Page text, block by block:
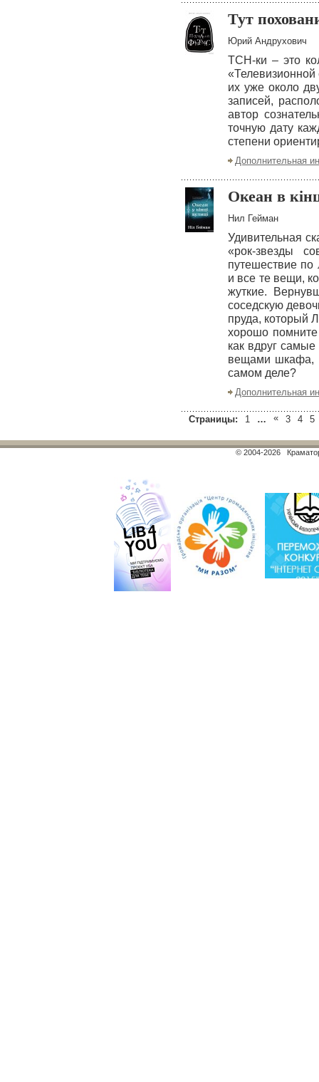
Тут
Юрий Андрухович
ТСН-ки – это
их уже около
записей,
автор
точную дату
степени
Дополнительная
Океан в
Нил Гейман
Удивительная
«рок-звезды
путешествие по
и все те вещи,
жуткие.
соседскую
пруда, который
хорошо
как вдруг
вещами шкафа,
самом деле?
Дополнительная
Страницы: 1 … « 3 4 5
© 2004-2026